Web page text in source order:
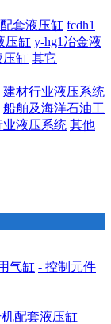
套液压缸 fcdh1
压缸 y-hg1冶金液
压缸 其它
建材行业液压系统
船舶及海洋石油工
业液压系统 其他
气缸 - 控制元件
配套液压缸